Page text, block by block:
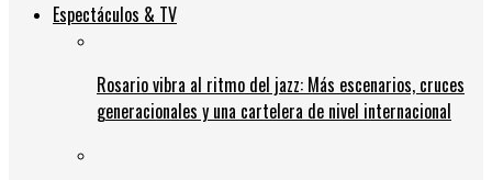
Espectáculos & TV
Rosario vibra al ritmo del jazz: Más escenarios, cruces
generacionales y una cartelera de nivel internacional